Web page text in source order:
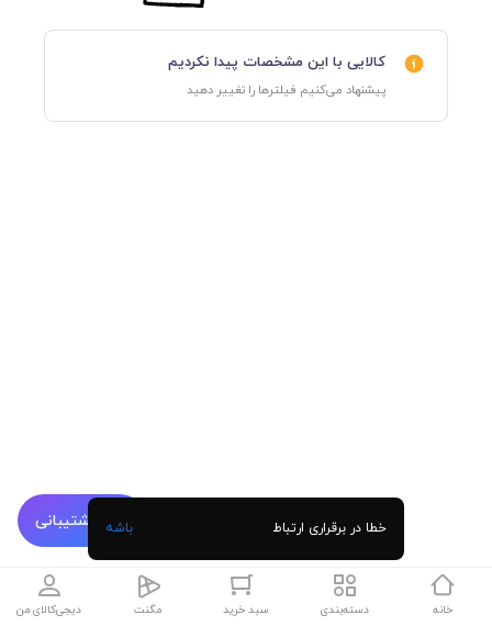
پشتیبانی
کالایی با این مشخصات پیدا نکردیم
پیشنهاد می‌کنیم فیلترها را تغییر دهید
خانه دسته‌بندی سبد خرید مگنت دیجی‌کالای من
خطا در برقراری ارتباط باشه